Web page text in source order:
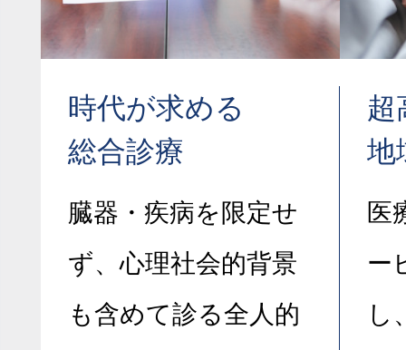
時代が求める
総合診療
臓器・疾病を限定せ
ず、心理社会的背景
も含めて診る全人的
超
地
医
ー
し